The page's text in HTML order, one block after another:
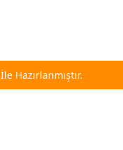
İle Hazırlanmıştır.